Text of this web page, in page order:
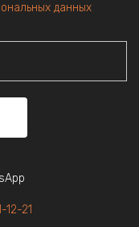
данных
12-21